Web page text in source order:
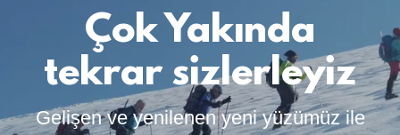
Çok Yakında
tekrar sizlerleyiz
Gelişen ve yenilenen yeni yüzümüz ile